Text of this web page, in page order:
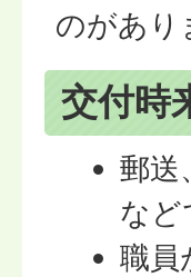
のがあり
交付時
郵送
など
職員